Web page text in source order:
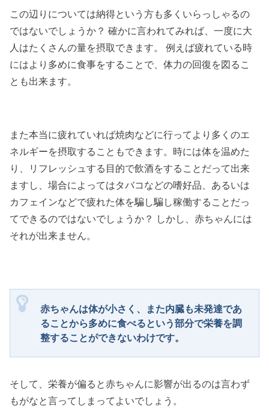
この辺りについては納得という方も多くいらっしゃるの
ではないでしょうか？ 確かに言われてみれば、一度に大
人はたくさんの量を摂取できます。 例えば疲れている時
にはより多めに食事をすることで、体力の回復を図るこ
とも出来ます。
また本当に疲れていれば焼肉などに行ってより多くのエ
ネルギーを摂取することもできます。時には体を温めた
り、リフレッシュする目的で飲酒をすることだって出来
ますし、場合によってはタバコなどの嗜好品、あるいは
カフェインなどで疲れた体を騙し騙し稼働することだっ
てできるのではないでしょうか？ しかし、赤ちゃんには
それが出来ません。
赤ちゃんは体が小さく、また内臓も未発達であ
ることから多めに食べるという部分で栄養を調
整することができないわけです。
そして、栄養が偏ると赤ちゃんに影響が出るのは言わず
もがなと言ってしまってよいでしょう。